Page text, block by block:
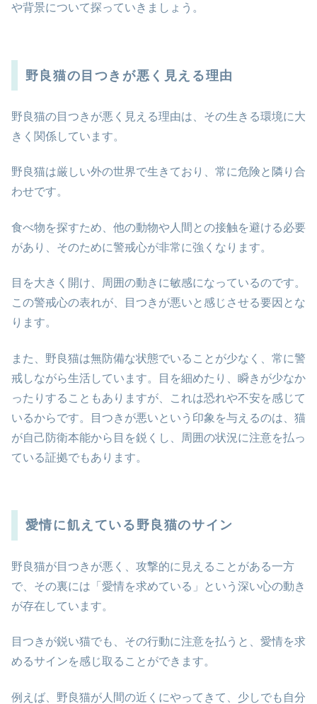
や背景について探っていきましょう。
野良猫の目つきが悪く見える理由
野良猫の目つきが悪く見える理由は、その生きる環境に大
きく関係しています。
野良猫は厳しい外の世界で生きており、常に危険と隣り合
わせです。
食べ物を探すため、他の動物や人間との接触を避ける必要
があり、そのために警戒心が非常に強くなります。
目を大きく開け、周囲の動きに敏感になっているのです。
この警戒心の表れが、目つきが悪いと感じさせる要因とな
ります。
また、野良猫は無防備な状態でいることが少なく、常に警
戒しながら生活しています。目を細めたり、瞬きが少なか
ったりすることもありますが、これは恐れや不安を感じて
いるからです。目つきが悪いという印象を与えるのは、猫
が自己防衛本能から目を鋭くし、周囲の状況に注意を払っ
ている証拠でもあります。
愛情に飢えている野良猫のサイン
野良猫が目つきが悪く、攻撃的に見えることがある一方
で、その裏には「愛情を求めている」という深い心の動き
が存在しています。
目つきが鋭い猫でも、その行動に注意を払うと、愛情を求
めるサインを感じ取ることができます。
例えば、野良猫が人間の近くにやってきて、少しでも自分